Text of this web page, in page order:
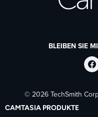
BLEIBEN SIE
© 2026 TechSmith
CAMTASIA PRODUKTE